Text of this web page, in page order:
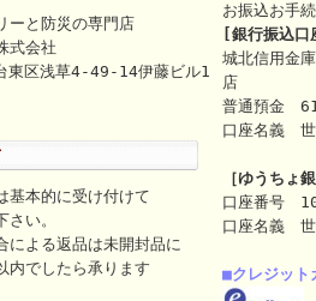
と防災の専門店
式会社
区浅草4-49-14伊藤ビル1
基本的に受け付けて
い。
による返品は未開封品に
内でしたら承ります
お振込お手
[銀行振込口
城北信用金
店
普通預金
口座名義 世
［ゆうちょ
口座番号
口座名義 世
■クレジット